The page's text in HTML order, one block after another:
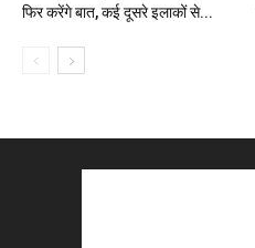
फिर करेंगे बात, कई दूसरे इलाकों से...